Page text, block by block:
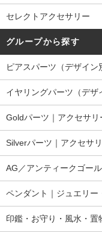
セレクトアクセサリー
グループから探す
ピアスパーツ（デザイン
イヤリングパーツ（デザ
Goldパーツ｜アクセサリ
Silverパーツ｜アクセサ
AG／アンティークゴー
ペンダント｜ジュエリー
印鑑・お守り・風水・置